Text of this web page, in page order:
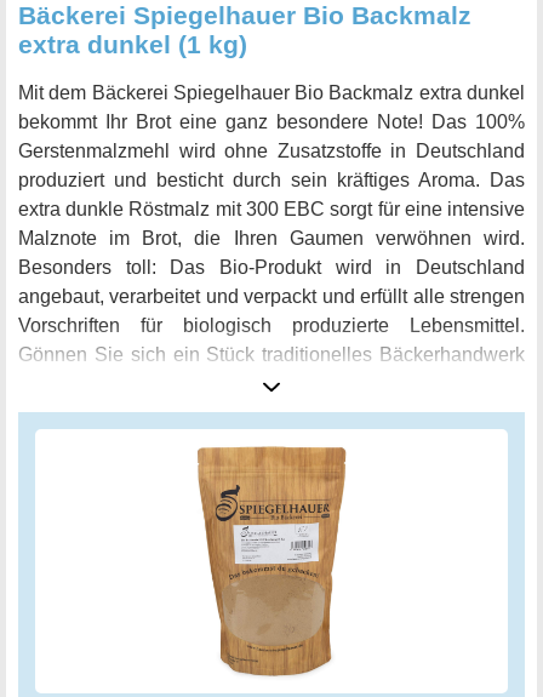
Bäckerei Spiegelhauer Bio Backmalz
extra dunkel (1 kg)
Mit dem Bäckerei Spiegelhauer Bio Backmalz extra dunkel
bekommt Ihr Brot eine ganz besondere Note! Das 100%
Gerstenmalzmehl wird ohne Zusatzstoffe in Deutschland
produziert und besticht durch sein kräftiges Aroma. Das
extra dunkle Röstmalz mit 300 EBC sorgt für eine intensive
Malznote im Brot, die Ihren Gaumen verwöhnen wird.
Besonders toll: Das Bio-Produkt wird in Deutschland
angebaut, verarbeitet und verpackt und erfüllt alle strengen
Vorschriften für biologisch produzierte Lebensmittel.
Gönnen Sie sich ein Stück traditionelles Bäckerhandwerk
mit dem Bio Backmalz extra dunkel von Bäckerei
Spiegelhauer!